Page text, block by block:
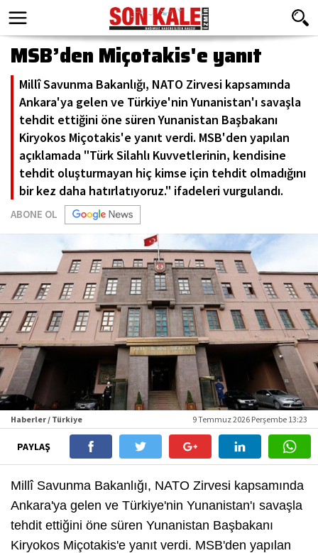
MSB’den Miçotakis'e yanıt
Millî Savunma Bakanlığı, NATO Zirvesi kapsamında
Ankara'ya gelen ve Türkiye'nin Yunanistan'ı savaşla
tehdit ettiğini öne süren Yunanistan Başbakanı
Kiryokos Miçotakis'e yanıt verdi. MSB'den yapılan
açıklamada "Türk Silahlı Kuvvetlerinin, kendisine
tehdit oluşturmayan hiç kimse için tehdit olmadığını
bir kez daha hatırlatıyoruz." ifadeleri vurgulandı.
ABONE OL
Haberler / Türkiye 9 Temmuz 2026 Perşembe 13:23
PAYLAŞ
Millî Savunma Bakanlığı, NATO Zirvesi kapsamında
Ankara'ya gelen ve Türkiye'nin Yunanistan'ı savaşla
tehdit ettiğini öne süren Yunanistan Başbakanı
Kiryokos Miçotakis'e yanıt verdi. MSB'den yapılan